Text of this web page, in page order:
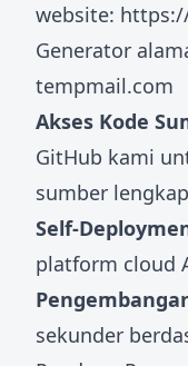
website:
Generator
tempmail.com
Akses Kode
GitHub kami
sumber lengkap
Self-
platform cloud
sekunder